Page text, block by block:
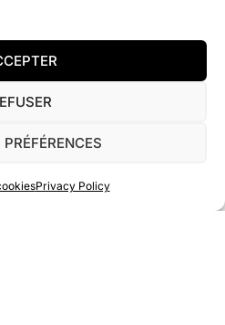
Privacy Policy